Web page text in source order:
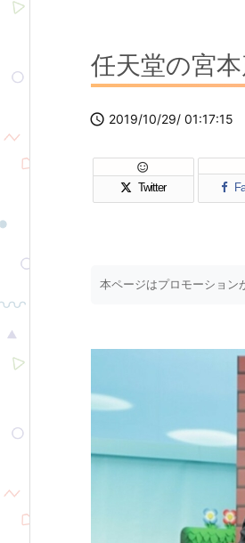
任天堂の宮
 2019/10/29/ 01:17:15
Twitter

本ページはプロモーション